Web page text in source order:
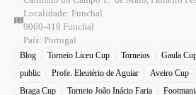
Localidade: Funchal
9060-418 Funchal
País: Portugal
Blog Torneio Liceu Cup Torneios Gaula
public
Profe. Eleutério de Aguiar Aveiro Cup
Braga Cup
Torneio João Inácio Faria